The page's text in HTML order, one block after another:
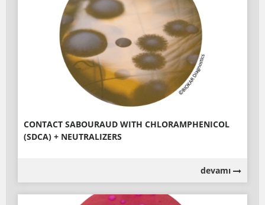
CONTACT SABOURAUD WITH CHLORAMPHENICOL
(SDCA) + NEUTRALIZERS
devamı